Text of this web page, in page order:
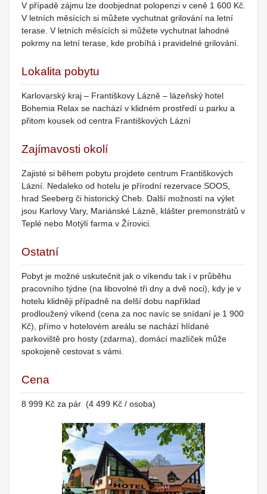
V případě zájmu lze doobjednat polopenzi v ceně 1 600 Kč.
V letních měsících si můžete vychutnat grilování na letní
terase. V letních měsících si můžete vychutnat lahodné
pokrmy na letní terase, kde probíhá i pravidelné grilování.
Lokalita pobytu
Karlovarský kraj – Františkovy Lázně – lázeňský hotel
Bohemia Relax se nachází v klidném prostředí u parku a
přitom kousek od centra Františkových Lázní
Zajímavosti okolí
Zajisté si během pobytu projdete centrum Františkových
Lázní. Nedaleko od hotelu je přírodní rezervace SOOS,
hrad Seeberg či historický Cheb. Další možností na výlet
jsou Karlovy Vary, Mariánské Lázně, klášter premonstrátů v
Teplé nebo Motýlí farma v Žírovici.
Ostatní
Pobyt je možné uskutečnit jak o víkendu tak i v průběhu
pracovního týdne (na libovolné tři dny a dvě noci), kdy je v
hotelu klidněji případně na delší dobu například
prodloužený víkend (cena za noc navíc se snídaní je 1 900
Kč), přímo v hotelovém areálu se nachází hlídané
parkoviště pro hosty (zdarma), domácí mazlíček může
spokojeně cestovat s vámi.
Cena
8 999 Kč za pár (4 499 Kč / osoba)